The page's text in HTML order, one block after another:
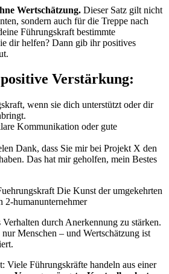
Wertschätzung. Dieser Satz gilt nicht
sondern auch für die Treppe nach
Führungskraft bestimmte
dir helfen? Dann gib ihr positives
Verstärkung:
wenn sie dich unterstützt oder dir
Kommunikation oder gute
Dank, dass Sie mir bei Projekt X den
Das hat mir geholfen, mein Bestes
durch Anerkennung zu stärken.
nur Menschen – und Wertschätzung ist
Viele Führungskräfte handeln aus einer